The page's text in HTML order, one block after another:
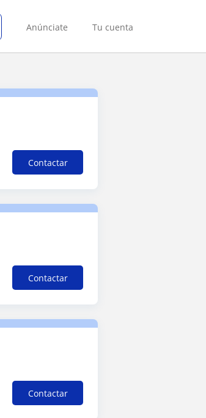
Anúnciate Tu cuenta
Contactar
Contactar
Contactar